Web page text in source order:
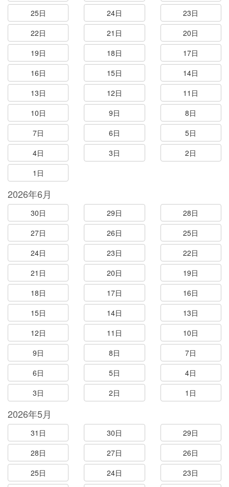
25日
24日
23日
22日
21日
20日
19日
18日
17日
16日
15日
14日
13日
12日
11日
10日
9日
8日
7日
6日
5日
4日
3日
2日
1日
2026年6月
30日 29日
28日
27日
26日
25日
24日
23日
22日
21日
20日
19日
18日
17日
16日
15日
14日
13日
12日
11日
10日
9日
8日
7日
6日
5日
4日
3日
2日 1日
2026年5月
31日 30日
29日
28日
27日
26日
25日
24日
23日